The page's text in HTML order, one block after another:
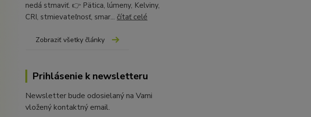
nedá stmaviť. 👉 Pätica, lúmeny, Kelviny,
CRI, stmievateľnosť, smar... čítať celé
Zobraziť všetky články
Prihlásenie k newsletteru
Newsletter bude odosielaný na Vami
vložený kontaktný email.